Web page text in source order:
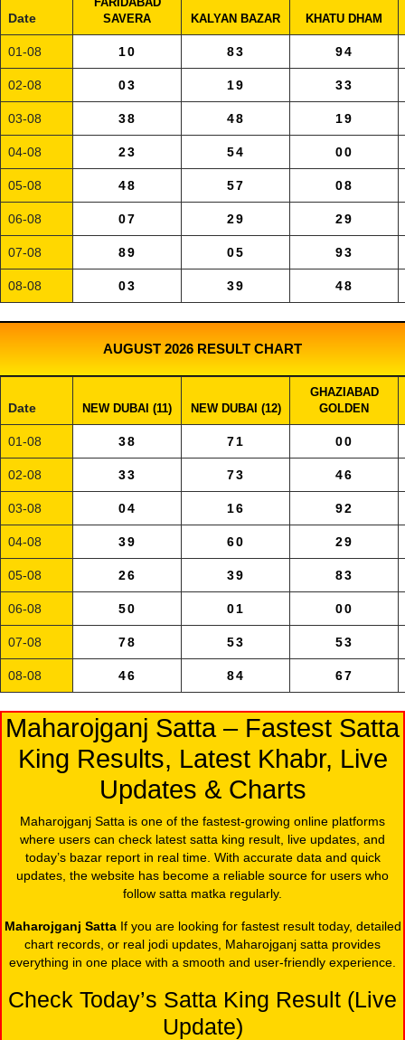
Date
SAVERA
KALYAN BAZAR KHATU DHAM
01-08 10 83 94
02-08 03 19 33
03-08 38 48 19
04-08 23 54 00
05-08 48 57 08
06-08 07 29 29
07-08 89 05 93
08-08 03 39 48
AUGUST 2026 RESULT CHART
Date NEW DUBAI (11) NEW DUBAI (12)
GHAZIABAD
GOLDEN
01-08 38 71 00
02-08 33 73 46
03-08 04 16 92
04-08 39 60 29
05-08 26 39 83
06-08 50 01 00
07-08 78 53 53
08-08 46 84 67
Maharojganj Satta – Fastest Satta
King Results, Latest Khabr, Live
Updates & Charts
Maharojganj Satta is one of the fastest-growing online platforms
where users can check latest satta king result, live updates, and
today’s bazar report in real time. With accurate data and quick
updates, the website has become a reliable source for users who
follow satta matka regularly.
Maharojganj Satta If you are looking for fastest result today, detailed
chart records, or real jodi updates, Maharojganj satta provides
everything in one place with a smooth and user-friendly experience.
Check Today’s Satta King Result (Live
Update)